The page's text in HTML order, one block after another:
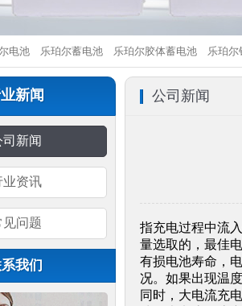
电池 乐珀尔蓄电池 乐珀尔胶体蓄电池 乐珀尔
新闻
司新闻
业资讯
见问题
我们
公司新闻
指充电过程中流
量选取的，最佳
有损电池寿命，
况。如果出现温
同时，大电流充